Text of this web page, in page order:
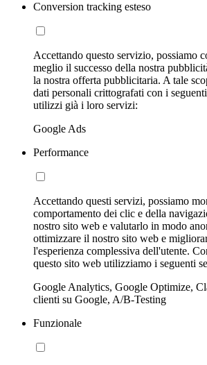
Conversion tracking esteso
Accettando questo servizio, possiamo
meglio il successo della nostra
la nostra offerta pubblicitaria. A tale
dati personali crittografati con i
utilizzi già i loro servizi:
Google Ads
Performance
Accettando questi servizi, possiamo
comportamento dei clic e della
nostro sito web e valutarlo in modo
ottimizzare il nostro sito web e
l'esperienza complessiva dell'utente.
questo sito web utilizziamo i seguenti
Google Analytics, Google Optimize,
clienti su Google, A/B-Testing
Funzionale